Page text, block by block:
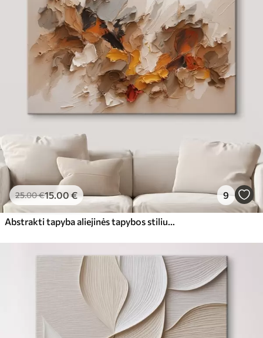
25.00€15.00€ 9
Abstrakti tapyba aliejinės tapybos stiliumi